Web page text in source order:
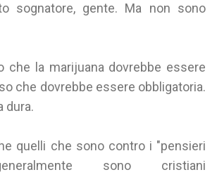
sognatore, gente. Ma non sono
che la marijuana dovrebbe essere
che dovrebbe essere obbligatoria.
dura.
quelli che sono contro i "pensieri
sono cristiani